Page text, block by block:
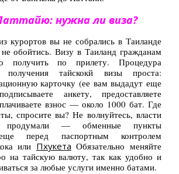
нужна ли виза?
курортов вы не собрались в Таиланде
обойтись. Визу в Таиланд гражданам
получить по прилету. Процедура
тайскокй визы проста:
карточку (ее вам выдадут еще
анкету, предоставляете
взнос — около 1000 бат. Где
спросите вы? Не волнуйтесь, власти
продумали — обменные пункты
перед паспортным контролем
или Пхукета Обязательно меняйте
на тайскую валюту, так как удобно и
за любые услуги именно батами.